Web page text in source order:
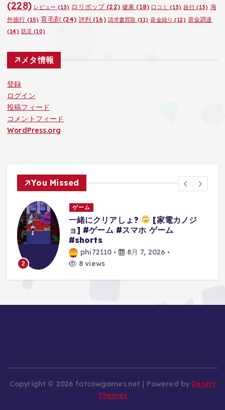
(228) レビュー (13) ロリポップ(22) 健康 (18) 口コミ (13) 旅行(13) 海
外旅行 (15) 育毛剤(24) 評判 (16) 請求書買取 (11) 資金繰り (12) 資金調達
(14) 防災 (10)
メタ情報
登録
ログイン
投稿フィード
コメントフィード
WordPress.org
You Missed
3Dアクションゲームの礎を作り上げ
たレジェンドゲーム#ゲーム #ゲー
の思い出 #64 #スーパーマリオ64
phi72110
8月 7, 2026
9 views
Copyright © 2026 fatcowgames.net | Powered by Desert
Themes